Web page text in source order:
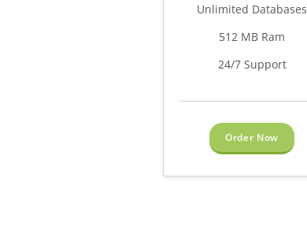
Unlimited Databases
512 MB Ram
24/7 Support
Order Now